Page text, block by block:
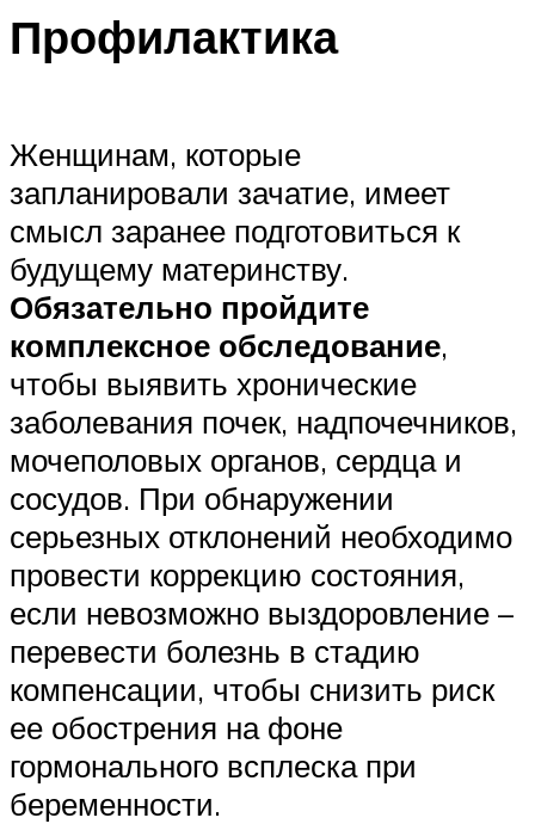
Профилактика
Женщинам, которые
запланировали зачатие, имеет
смысл заранее подготовиться к
будущему материнству.
Обязательно пройдите
комплексное обследование,
чтобы выявить хронические
заболевания почек, надпочечников,
мочеполовых органов, сердца и
сосудов. При обнаружении
серьезных отклонений необходимо
провести коррекцию состояния,
если невозможно выздоровление –
перевести болезнь в стадию
компенсации, чтобы снизить риск
ее обострения на фоне
гормонального всплеска при
беременности.